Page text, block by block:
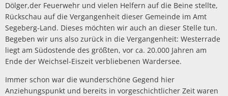
Dölger,der Feuerwehr und vielen Helfern auf die Beine stellte,
Rückschau auf die Vergangenheit dieser Gemeinde im Amt
Segeberg-Land. Dieses möchten wir auch an dieser Stelle tun.
Begeben wir uns also zurück in die Vergangenheit: Westerrade
liegt am Südostende des größten, vor ca. 20.000 Jahren am
Ende der Weichsel-Eiszeit verbliebenen Wardersee.
Immer schon war die wunderschöne Gegend hier
Anziehungspunkt und bereits in vorgeschichtlicher Zeit waren